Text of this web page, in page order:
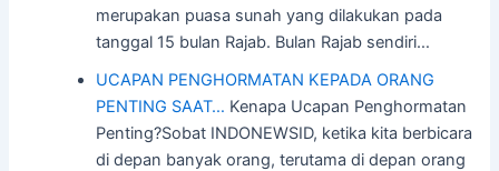
merupakan puasa sunah yang dilakukan pada
tanggal 15 bulan Rajab. Bulan Rajab sendiri…
UCAPAN PENGHORMATAN KEPADA ORANG
PENTING SAAT… Kenapa Ucapan Penghormatan
Penting?Sobat INDONEWSID, ketika kita berbicara
di depan banyak orang, terutama di depan orang